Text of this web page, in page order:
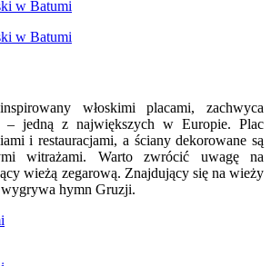
włoskimi placami, zachwyca
– jedną z największych w Europie. Plac
i restauracjami, a ściany dekorowane są
witrażami. Warto zwrócić uwagę na
wieżą zegarową. Znajdujący się na wieży
hymn Gruzji.